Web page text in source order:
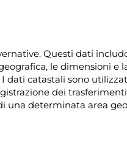
Questi dati
le dimensioni e
dati catastali sono
dei
una determinata area